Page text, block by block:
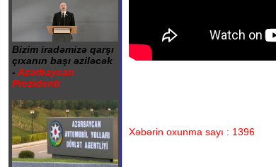
Bizim iradəmizə qarşı
çıxanın başı əziləcək
- Azərbaycan
Prezidenti
Xəbərin oxunma sayı : 1396